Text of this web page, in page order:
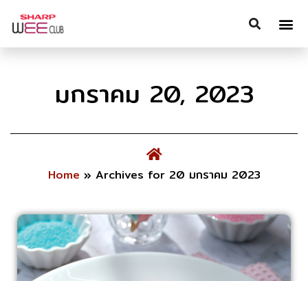
มกราคม 20, 2023
Home » Archives for 20 มกราคม 2023